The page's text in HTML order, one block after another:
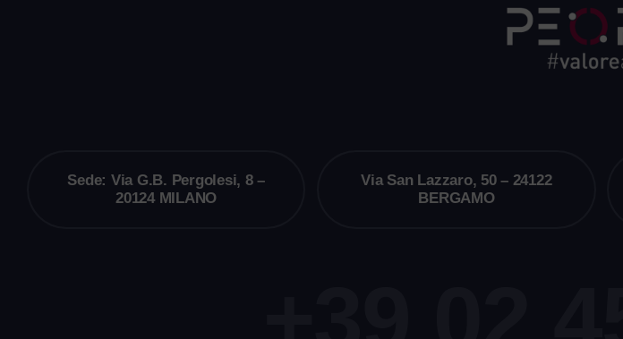
Sede: Via G.B. Pergolesi, 8 –
20124 MILANO
Via San Lazzaro, 50 – 24122
BERGAMO